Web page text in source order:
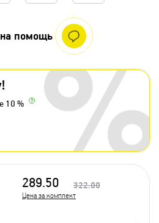
10 %
помощь
289.50 322.00
Цена за комплект